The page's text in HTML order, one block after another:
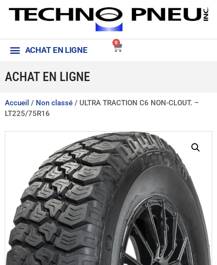
0
ACHAT EN LIGNE
ACHAT EN LIGNE
Accueil / Non classé / ULTRA TRACTION C6 NON-CLOUT. –
LT225/75R16